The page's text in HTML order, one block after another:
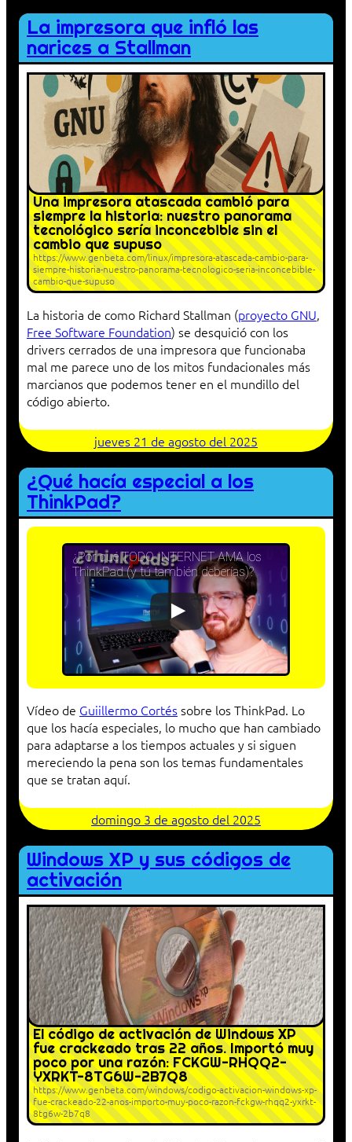
La impresora que infló las
narices a Stallman
Una impresora atascada cambió para
siempre la historia: nuestro panorama
tecnológico sería inconcebible sin el
cambio que supuso
https://www.genbeta.com/linux/impresora-atascada-cambio-para-
siempre-historia-nuestro-panorama-tecnologico-seria-inconcebible-
cambio-que-supuso
La historia de como Richard Stallman (proyecto GNU,
Free Software Foundation) se desquició con los
drivers cerrados de una impresora que funcionaba
mal me parece uno de los mitos fundacionales más
marcianos que podemos tener en el mundillo del
código abierto.
jueves 21 de agosto del 2025
¿Qué hacía especial a los
ThinkPad?
¿Por qué TODO INTERNET AMA los
ThinkPad (y tú también deberías)?
Vídeo de Guiillermo Cortéssobre los ThinkPad. Lo
que los hacía especiales, lo mucho que han cambiado
para adaptarse a los tiempos actuales y si siguen
mereciendo la pena son los temas fundamentales
que se tratan aquí.
domingo 3 de agosto del 2025
Windows XP y sus códigos de
activación
El código de activación de Windows XP
fue crackeado tras 22 años. Importó muy
poco por una razón: FCKGW-RHQQ2-
YXRKT-8TG6W-2B7Q8
https://www.genbeta.com/windows/codigo-activacion-windows-xp-
fue-crackeado-22-anos-importo-muy-poco-razon-fckgw-rhqq2-yxrkt-
8tg6w-2b7q8